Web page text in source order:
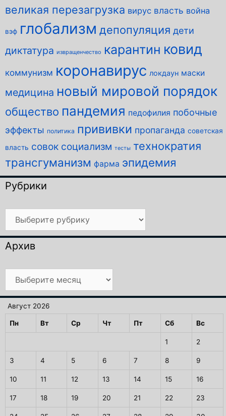
великая перезагрузка вирус власть война
вэф глобализм депопуляция дети
диктатура извращенчество карантин ковид
коммунизм коронавирус локдаун маски
медицина новый мировой порядок
общество пандемия педофилия побочные
эффекты политика прививки пропаганда советская
власть совок социализм тесты технократия
трансгуманизм фарма эпидемия
Рубрики
Архив
Август 2026
Пн Вт Ср Чт Пт Сб Вс
1 2
3 4 5 6 7 8 9
10 11 12 13 14 15 16
17 18 19 20 21 22 23